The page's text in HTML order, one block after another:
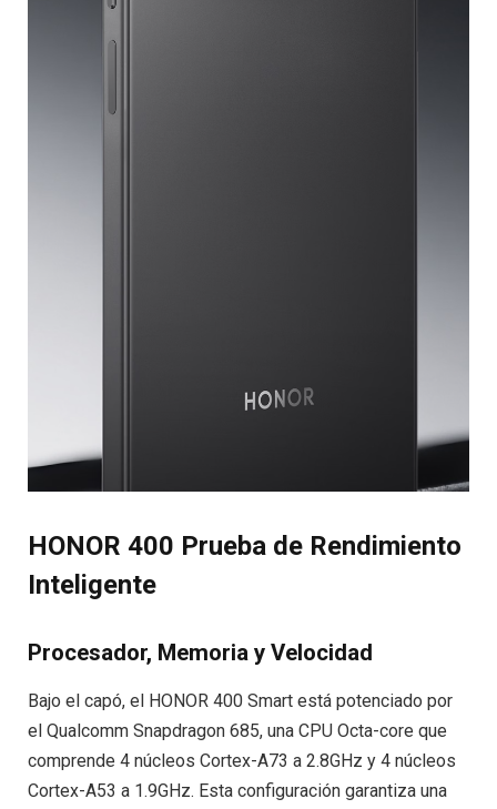
HONOR 400 Prueba de Rendimiento
Inteligente
Procesador, Memoria y Velocidad
Bajo el capó, el HONOR 400 Smart está potenciado por
el Qualcomm Snapdragon 685, una CPU Octa-core que
comprende 4 núcleos Cortex-A73 a 2.8GHz y 4 núcleos
Cortex-A53 a 1.9GHz. Esta configuración garantiza una